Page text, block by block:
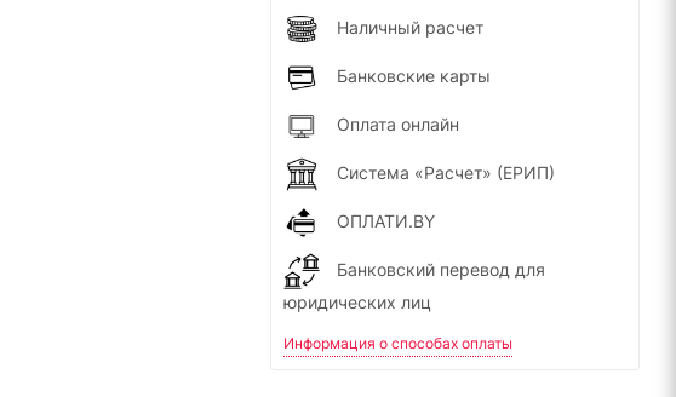
Наличный расчет
Банковские карты
Оплата онлайн
Система «Расчет» (ЕРИП)
ОПЛАТИ.BY
Банковский перевод для
юридических лиц
Информация о способах оплаты